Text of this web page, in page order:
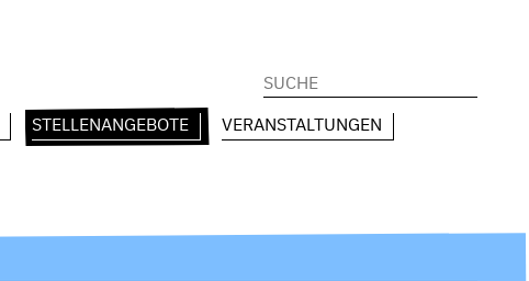
Suchen
nach:
STELLENANGEBOTE VERANSTALTUNGEN